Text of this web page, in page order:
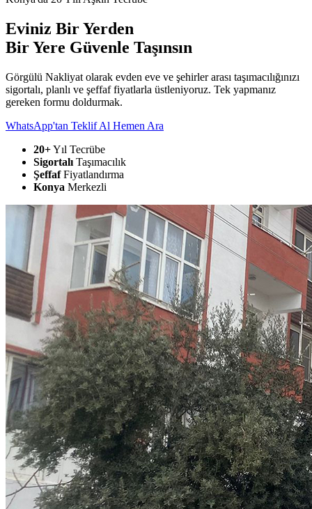
Eviniz Bir Yerden
Bir Yere Güvenle Taşınsın
Görgülü Nakliyat olarak evden eve ve şehirler arası taşımacılığınızı
sigortalı, planlı ve şeffaf fiyatlarla üstleniyoruz. Tek yapmanız
gereken formu doldurmak.
WhatsApp'tan Teklif Al Hemen Ara
20+Yıl Tecrübe
Sigortalı Taşımacılık
ŞeffafFiyatlandırma
Konya Merkezli